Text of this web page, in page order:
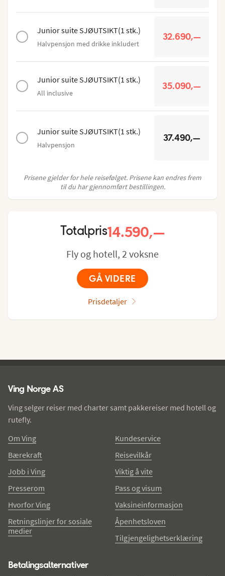
Junior suite SJØUTSIKT(1 stk.)
Halvpensjon med drikke inkludert
32.690,—
Junior suite SJØUTSIKT(1 stk.)
All inclusive
35.090,—
Junior suite SJØUTSIKT(1 stk.)
Halvpensjon
37.490,—
Prisene gjelder for hele reisefølget. Prisene kan endres frem
til du har gjennomført bestillingen.
Totalpris14.590,—
Fly og hotell, 2 voksne
GÅ VIDERE
Prisdetaljer
Ving Norge AS
Ving selger reiser med charter samt pakkereiser med hotell og
rutefly.
Om Ving
Bærekraft
Jobb i Ving
Presserom
Hvorfor Ving
Retningslinjer for sosiale
medier
Kundeservice
Reisevilkår
Viktig å vite
Pass og visum
Vaksineinformasjon
Åpenhetsloven
Tilgjengelighetserklæring
Betalingsalternativer